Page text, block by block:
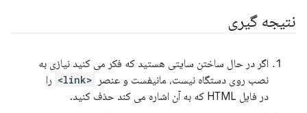
نتیجه گیری
اگر در حال ساختن سایتی هستید که فکر می کنید نیازی به
نصب روی دستگاه نیست، مانیفست و عنصر
<link>
را
در فایل HTML که به آن اشاره می کند حذف کنید.